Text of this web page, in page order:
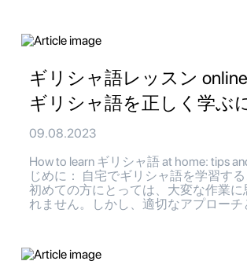
ギリシャ語レッスン
ギリシャ語を正しく学ぶ
09.08.2023
How to learn ギリシャ語 at home: tips
じめに： 自宅でギリシャ語を学習す
初めての方にとっては、大変な作業に
れません。しかし、適切なアプロー